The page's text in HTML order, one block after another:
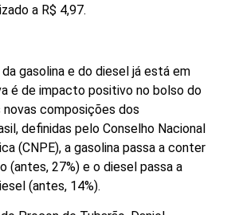
a R$ 4,97.
gasolina e do diesel já está em
é de impacto positivo no bolso do
novas composições dos
definidas pelo Conselho Nacional
(CNPE), a gasolina passa a conter
(antes, 27%) e o diesel passa a
(antes, 14%).